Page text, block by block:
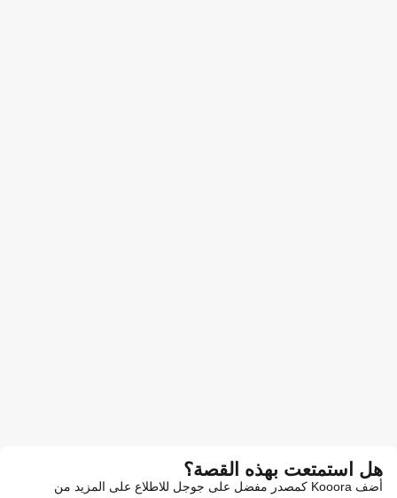
هل استمتعت بهذه القصة؟
أضف Kooora كمصدر مفضل على جوجل للاطلاع على المزيد من